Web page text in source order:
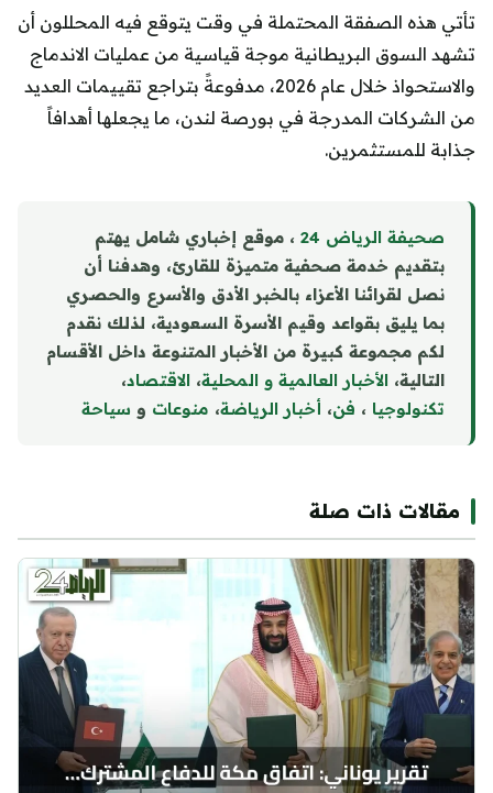
تأتي هذه الصفقة المحتملة في وقت يتوقع فيه المحللون أن
تشهد السوق البريطانية موجة قياسية من عمليات الاندماج
والاستحواذ خلال عام 2026، مدفوعةً بتراجع تقييمات العديد
من الشركات المدرجة في بورصة لندن، ما يجعلها أهدافاً
جذابة للمستثمرين.
صحيفة الرياض 24
، موقع إخباري شامل يهتم
بتقديم خدمة صحفية متميزة للقارئ، وهدفنا أن
نصل لقرائنا الأعزاء بالخبر الأدق والأسرع والحصري
بما يليق بقواعد وقيم الأسرة السعودية، لذلك نقدم
لكم مجموعة كبيرة من الأخبار المتنوعة داخل الأقسام
التالية، الأخبار العالمية و المحلية، الاقتصاد،
تكنولوجيا ، فن، أخبار الرياضة، منوعات و سياحة
مقالات ذات صلة